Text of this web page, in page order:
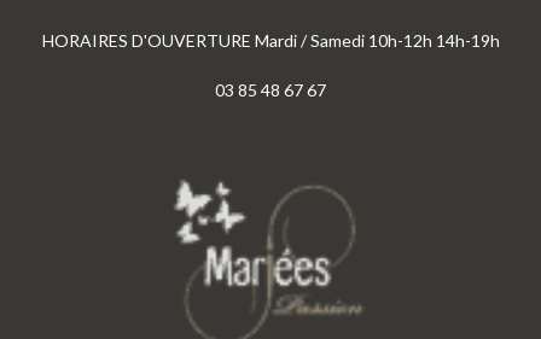
HORAIRES D'OUVERTURE Mardi / Samedi 10h-12h 14h-19h
03 85 48 67 67